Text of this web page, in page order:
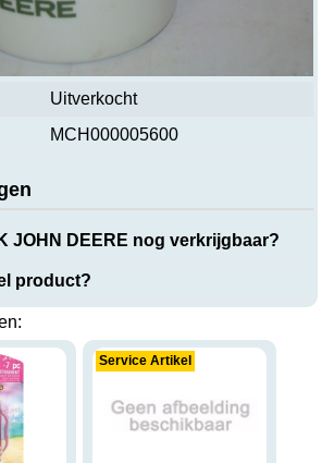
Uitverkocht
MCH000005600
JOHN DEERE nog verkrijgbaar?
product?
Service Artikel